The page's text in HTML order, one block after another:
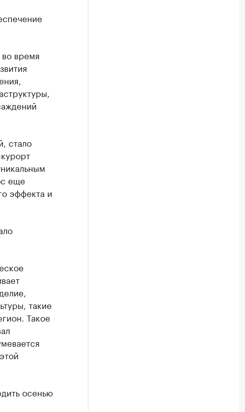
время
стало
еще
эффекта и
такие
Такое
осенью